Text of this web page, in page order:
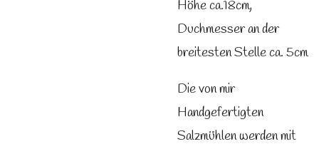
Höhe ca.18cm,
Duchmesser an der
breitesten Stelle ca. 5cm
Die von mir
Handgefertigten
Salzmühlen werden mit